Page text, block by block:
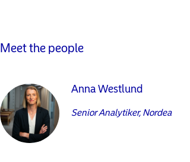
Meet the people
Anna Westlund
Senior Analytiker, Nordea